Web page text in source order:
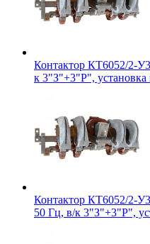
Контактор КТ6052/2-
к 3"З"+3"Р", установка
Контактор КТ6052/2-
50 Гц, в/к 3"З"+3"Р",